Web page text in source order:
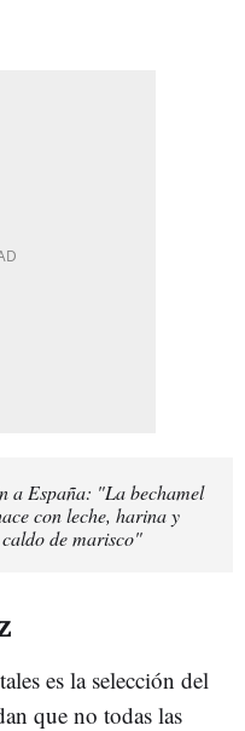
a España: "La bechamel
con leche, harina y
de marisco"
es la selección del
que no todas las